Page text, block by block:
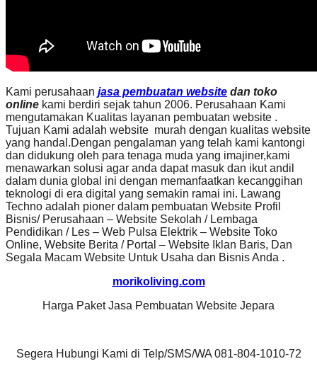
Kami perusahaan jasa pembuatan website dan toko
online kami berdiri sejak tahun 2006. Perusahaan Kami
mengutamakan Kualitas layanan pembuatan website .
Tujuan Kami adalah website murah dengan kualitas website
yang handal.Dengan pengalaman yang telah kami kantongi
dan didukung oleh para tenaga muda yang imajiner,kami
menawarkan solusi agar anda dapat masuk dan ikut andil
dalam dunia global ini dengan memanfaatkan kecanggihan
teknologi di era digital yang semakin ramai ini. Lawang
Techno adalah pioner dalam pembuatan Website Profil
Bisnis/ Perusahaan – Website Sekolah / Lembaga
Pendidikan / Les – Web Pulsa Elektrik – Website Toko
Online, Website Berita / Portal – Website Iklan Baris, Dan
Segala Macam Website Untuk Usaha dan Bisnis Anda .
morikoliving.com
Harga Paket Jasa Pembuatan Website Jepara
Segera Hubungi Kami di Telp/SMS/WA 081-804-1010-72